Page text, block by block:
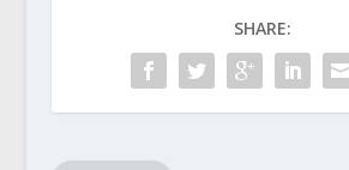
SHARE: